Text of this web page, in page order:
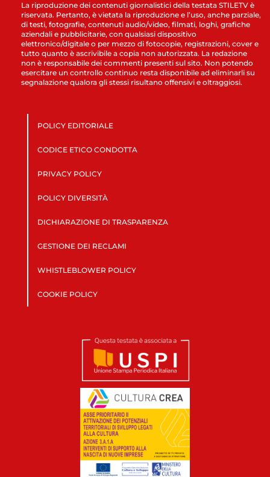
La riproduzione dei contenuti giornalistici della testata STILETV è
riservata. Pertanto, è vietata la riproduzione e l’uso, anche parziale,
di testi, fotografie, contenuti audio/video, filmati, loghi, grafiche
aziendali e pubblicitarie, con qualsiasi dispositivo
elettronico/digitale o per mezzo di fotocopie, registrazioni, cover e
tutto quanto è ascrivibile a copia non autorizzata. La redazione
non è responsabile dei commenti presenti sul sito. Non potendo
esercitare un controllo continuo resta disponibile ad eliminarli su
segnalazione qualora gli stessi risultano offensivi e oltraggiosi.
POLICY EDITORIALE
CODICE ETICO CONDOTTA
PRIVACY POLICY
POLICY DIVERSITÀ
DICHIARAZIONE DI TRASPARENZA
GESTIONE DEI RECLAMI
WHISTLEBLOWER POLICY
COOKIE POLICY